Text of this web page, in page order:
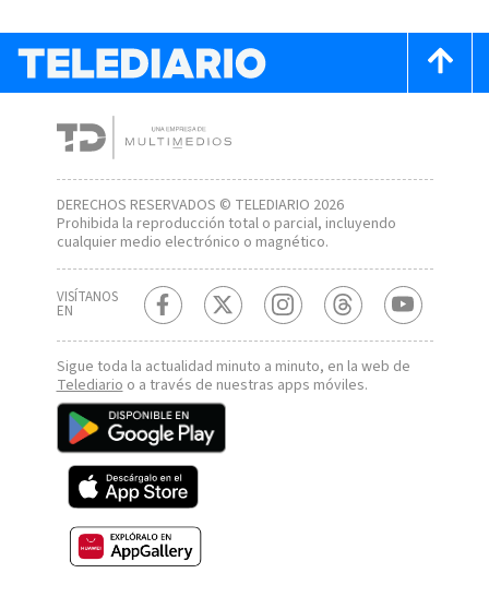
DERECHOS RESERVADOS © TELEDIARIO 2026
Prohibida la reproducción total o parcial, incluyendo
cualquier medio electrónico o magnético.
VISÍTANOS
EN
Sigue toda la actualidad minuto a minuto, en la web de
Telediario o a través de nuestras apps móviles.